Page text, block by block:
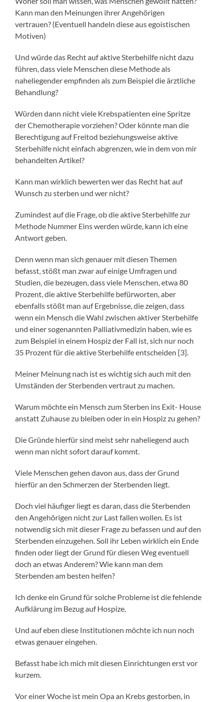
Kann man den Meinungen ihrer Angehörigen
vertrauen? (Eventuell handeln diese aus egoistischen
Motiven)
Und würde das Recht auf aktive Sterbehilfe nicht dazu
führen, dass viele Menschen diese Methode als
naheliegender empfinden als zum Beispiel die ärztliche
Behandlung?
Würden dann nicht viele Krebspatienten eine Spritze
der Chemotherapie vorziehen? Oder könnte man die
Berechtigung auf Freitod beziehungsweise aktive
Sterbehilfe nicht einfach abgrenzen, wie in dem von mir
behandelten Artikel?
Kann man wirklich bewerten wer das Recht hat auf
Wunsch zu sterben und wer nicht?
Zumindest auf die Frage, ob die aktive Sterbehilfe zur
Methode Nummer Eins werden würde, kann ich eine
Antwort geben.
Denn wenn man sich genauer mit diesen Themen
befasst, stößt man zwar auf einige Umfragen und
Studien, die bezeugen, dass viele Menschen, etwa 80
Prozent, die aktive Sterbehilfe befürworten, aber
ebenfalls stößt man auf Ergebnisse, die zeigen, dass
wenn ein Mensch die Wahl zwischen aktiver Sterbehilfe
und einer sogenannten Palliativmedizin haben, wie es
zum Beispiel in einem Hospiz der Fall ist, sich nur noch
35 Prozent für die aktive Sterbehilfe entscheiden [3].
Meiner Meinung nach ist es wichtig sich auch mit den
Umständen der Sterbenden vertraut zu machen.
Warum möchte ein Mensch zum Sterben ins Exit- House
anstatt Zuhause zu bleiben oder in ein Hospiz zu gehen?
Die Gründe hierfür sind meist sehr naheliegend auch
wenn man nicht sofort darauf kommt.
Viele Menschen gehen davon aus, dass der Grund
hierfür an den Schmerzen der Sterbenden liegt.
Doch viel häufiger liegt es daran, dass die Sterbenden
den Angehörigen nicht zur Last fallen wollen. Es ist
notwendig sich mit dieser Frage zu befassen und auf den
Sterbenden einzugehen. Soll ihr Leben wirklich ein Ende
finden oder liegt der Grund für diesen Weg eventuell
doch an etwas Anderem? Wie kann man dem
Sterbenden am besten helfen?
Ich denke ein Grund für solche Probleme ist die fehlende
Aufklärung im Bezug auf Hospize.
Und auf eben diese Institutionen möchte ich nun noch
etwas genauer eingehen.
Befasst habe ich mich mit diesen Einrichtungen erst vor
kurzem.
Vor einer Woche ist mein Opa an Krebs gestorben, in